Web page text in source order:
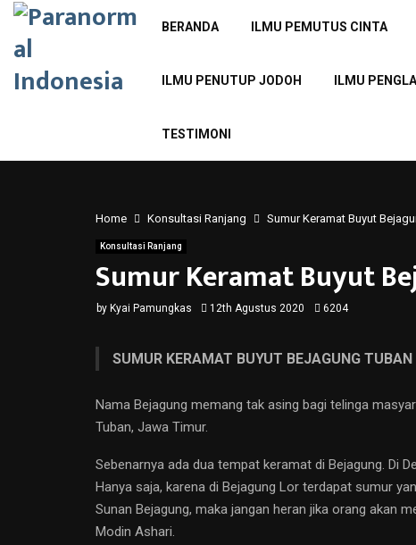
BERANDA ILMU PEMUTUS CINTA
ILMU PENUTUP JODOH ILMU
TESTIMONI
Home Konsultasi Ranjang Sumur Keramat Buyut
Konsultasi Ranjang
Sumur Keramat Buyut
by Kyai Pamungkas 12th Agustus 2020 6204
SUMUR KERAMAT BUYUT BEJAGUNG TUBAN
Nama Bejagung memang tak asing bagi telinga
Tuban, Jawa Timur.
Sebenarnya ada dua tempat keramat di Bejagung. Di
Hanya saja, karena di Bejagung Lor terdapat sumur
Sunan Bejagung, maka jangan heran jika orang akan
Modin Ashari.